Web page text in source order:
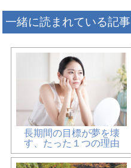
一緒に読まれている記事
長期間の目標が夢を壊
す、たった１つの理由